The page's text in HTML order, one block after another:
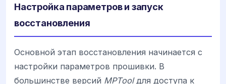
Настройка параметров и запуск
восстановления
Основной этап восстановления начинается с
настройки параметров прошивки. В
большинстве версий MPToolдля доступа к